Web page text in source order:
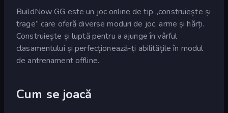
BuildNow GG este un joc online de tip „construiește și
trage” care oferă diverse moduri de joc, arme și hărți.
Construiește și luptă pentru a ajunge în vârful
clasamentului și perfecționează-ți abilitățile în modul
de antrenament offline.
Cum se joacă